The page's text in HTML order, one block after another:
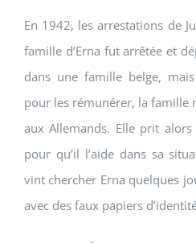
En 1942, les arrestations de
famille d’Erna fut arrêtée et
dans une famille belge,
pour les rémunérer, la famille
aux Allemands. Elle prit
pour qu’il l’aide dans sa
vint chercher Erna quelques
avec des faux papiers